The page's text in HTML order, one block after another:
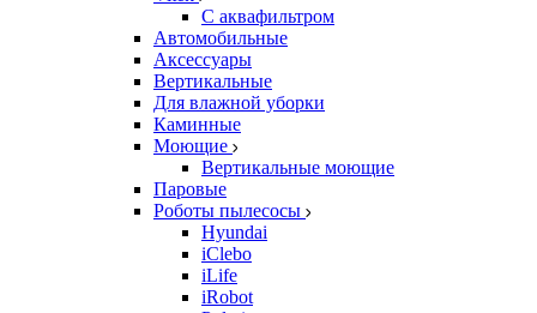
С аквафильтром
Автомобильные
Аксессуары
Вертикальные
Для влажной уборки
Каминные
Моющие
Вертикальные моющие
Паровые
Роботы пылесосы
Hyundai
iClebo
iLife
iRobot